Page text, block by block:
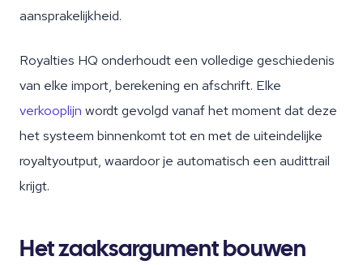
aansprakelijkheid.
Royalties HQ onderhoudt een volledige geschiedenis
van elke import, berekening en afschrift. Elke
verkooplijn wordt gevolgd vanaf het moment dat deze
het systeem binnenkomt tot en met de uiteindelijke
royaltyoutput, waardoor je automatisch een audittrail
krijgt.
Het zaaksargument bouwen